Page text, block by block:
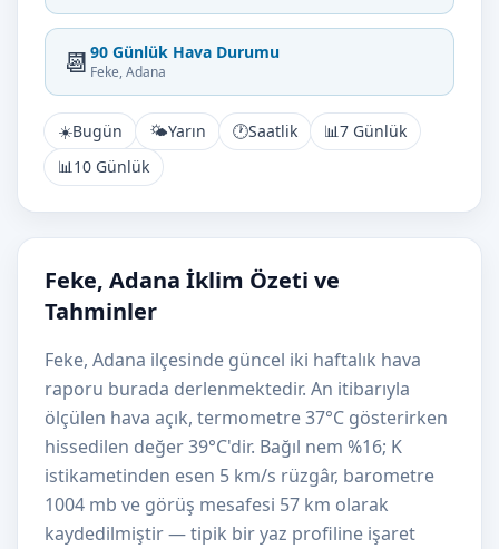
📆 90 Günlük Hava Durumu
Feke, Adana
☀️Bugün 🌤️Yarın 🕐Saatlik 📊7 Günlük
📊10 Günlük
Feke, Adana İklim Özeti ve
Tahminler
Feke, Adana ilçesinde güncel iki haftalık hava
raporu burada derlenmektedir. An itibarıyla
ölçülen hava açık, termometre 37°C gösterirken
hissedilen değer 39°C'dir. Bağıl nem %16; K
istikametinden esen 5 km/s rüzgâr, barometre
1004 mb ve görüş mesafesi 57 km olarak
kaydedilmiştir — tipik bir yaz profiline işaret